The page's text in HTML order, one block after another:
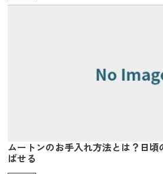
ムートンのお手入れ方法とは？日
ばせる